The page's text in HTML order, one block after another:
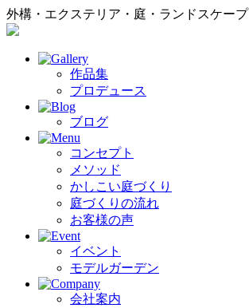
外構・エクステリア・庭・ランドスケープ
作品集
プロデュース
ブログ
コンセプト
メソッド
かしこい庭づくり
庭づくりの流れ
お客様の声
イベント
モデルガーデン
会社案内